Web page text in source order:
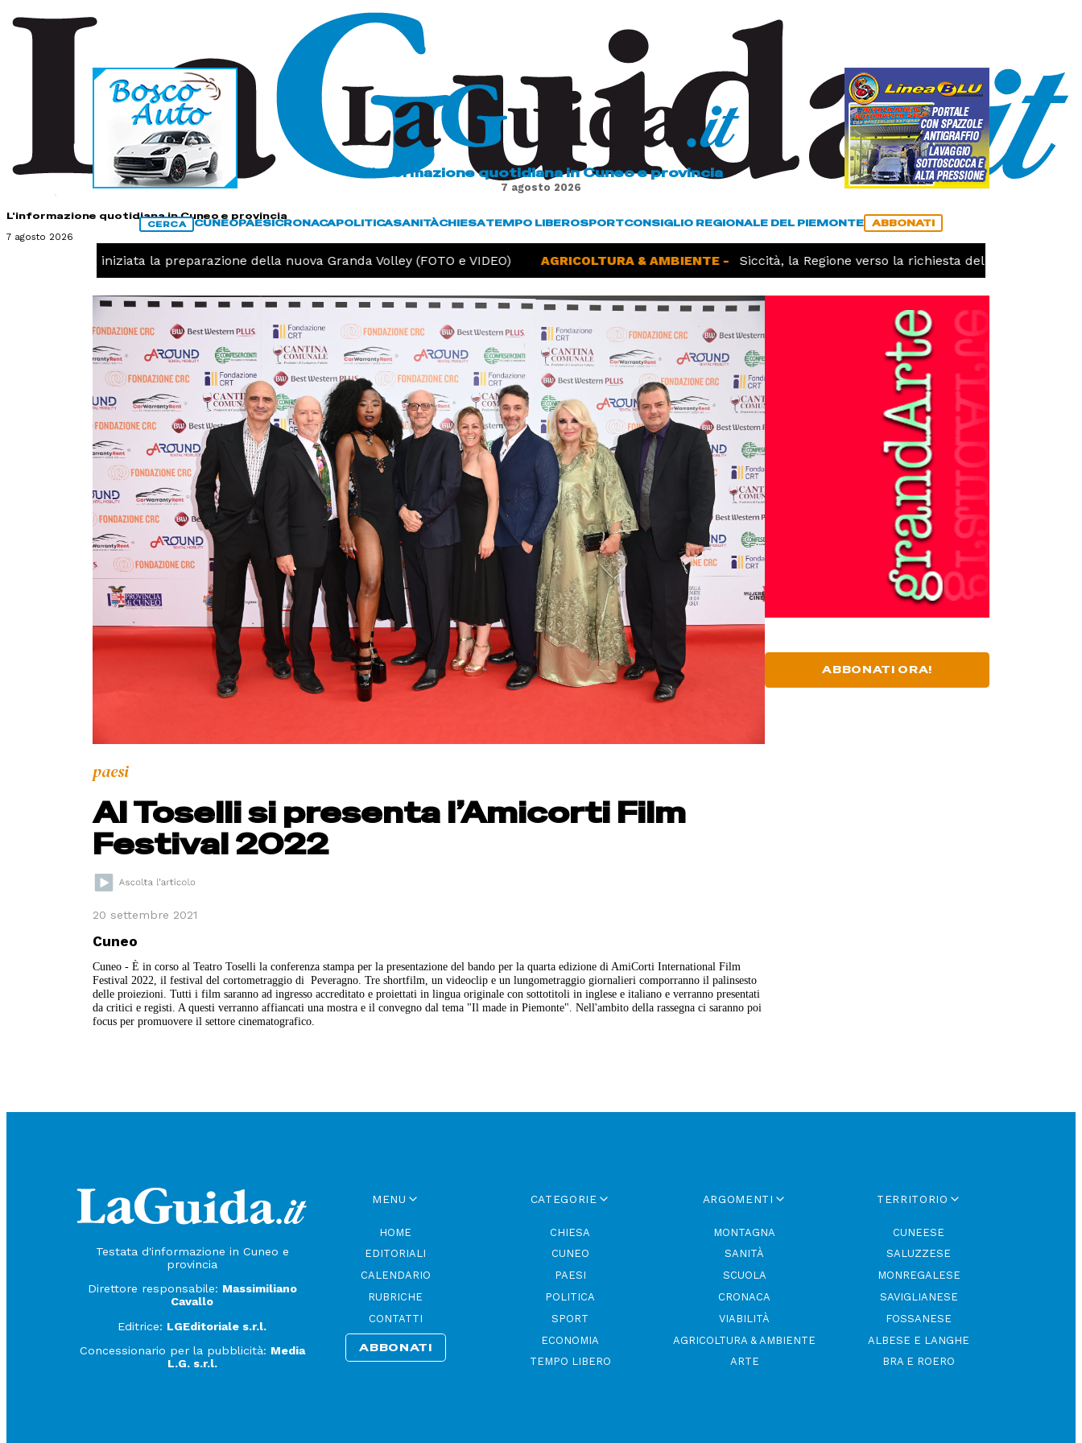
L'informazione quotidiana in Cuneo e provincia
7 agosto 2026
L'informazione quotidiana in Cuneo e provincia
7 agosto 2026
CERCA CUNEOPAESICRONACAPOLITICASANITÀCHIESATEMPO LIBEROSPORTCONSIGLIO REGIONALE DEL PIEMONTE ABBONATI
Pallavolo, iniziata la preparazione della nuova Granda Volley (FOTO e VIDEO) AGRICOLTURA & AMBIENTE - Siccità, la Regione verso la richiesta dello stato di
paesi
Al Toselli si presenta l’Amicorti Film
Festival 2022
20 settembre 2021
Cuneo
Cuneo - È in corso al Teatro Toselli la conferenza stampa per la presentazione del bando per la quarta edizione di AmiCorti International Film
Festival 2022, il festival del cortometraggio di Peveragno. Tre shortfilm, un videoclip e un lungometraggio giornalieri comporranno il palinsesto
delle proiezioni. Tutti i film saranno ad ingresso accreditato e proiettati in lingua originale con sottotitoli in inglese e italiano e verranno presentati
da critici e registi. A questi verranno affiancati una mostra e il convegno dal tema "Il made in Piemonte". Nell'ambito della rassegna ci saranno poi
focus per promuovere il settore cinematografico.
ABBONATI ORA!
Testata d'informazione in Cuneo e
provincia
Direttore responsabile: Massimiliano
Cavallo
Editrice: LGEditoriale s.r.l.
Concessionario per la pubblicità: Media
L.G. s.r.l.
MENU
HOME
EDITORIALI
CALENDARIO
RUBRICHE
CONTATTI
ABBONATI
CATEGORIE
CHIESA
CUNEO
PAESI
POLITICA
SPORT
ECONOMIA
TEMPO LIBERO
ARGOMENTI
MONTAGNA
SANITÀ
SCUOLA
CRONACA
VIABILITÀ
AGRICOLTURA & AMBIENTE
ARTE
TERRITORIO
CUNEESE
SALUZZESE
MONREGALESE
SAVIGLIANESE
FOSSANESE
ALBESE E LANGHE
BRA E ROERO